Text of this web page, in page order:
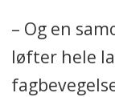
– Og en
løfter hele